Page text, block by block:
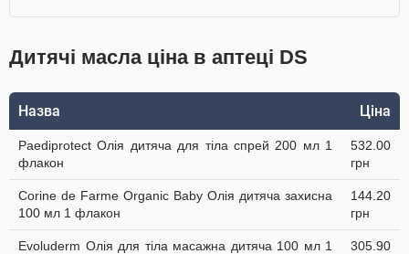
Дитячі масла ціна в аптеці DS
Назва Ціна
Paediprotect Олія дитяча для тіла спрей 200 мл 1
флакон
532.00
грн
Corine de Farme Organic Baby Олія дитяча захисна
100 мл 1 флакон
144.20
грн
Evoluderm Олія для тіла масажна дитяча 100 мл 1
305.90